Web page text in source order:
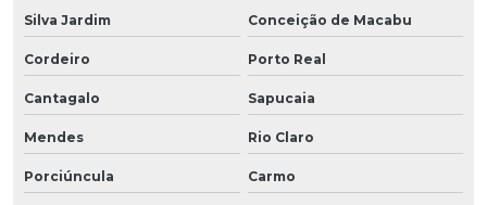
Silva Jardim Conceição de Macabu
Cordeiro Porto Real
Cantagalo Sapucaia
Mendes Rio Claro
Porciúncula Carmo